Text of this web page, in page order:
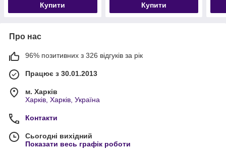
Купити Купити
Про нас
96% позитивних з 326 відгуків за рік
Працює з 30.01.2013
м. Харків
Харків, Харків, Україна
Контакти
Сьогодні вихідний
Показати весь графік роботи